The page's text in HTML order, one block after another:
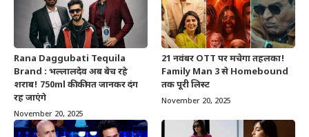
Rana Daggubati Tequila
Brand : भल्लालदेव अब बेच रहे
शराब! 750ml की कीमत जानकर दंग
रह जाएंगे
November 20, 2025
21 नवंबर OTT पर मचेगा तहलका!
Family Man 3 से Homebound
तक पूरी लिस्ट
November 20, 2025